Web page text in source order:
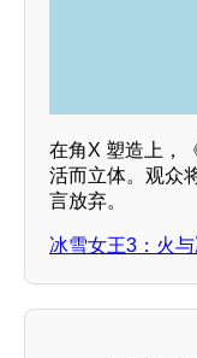
在角X 塑造上，
活而立体。观众
言放弃。
冰雪女王3：火